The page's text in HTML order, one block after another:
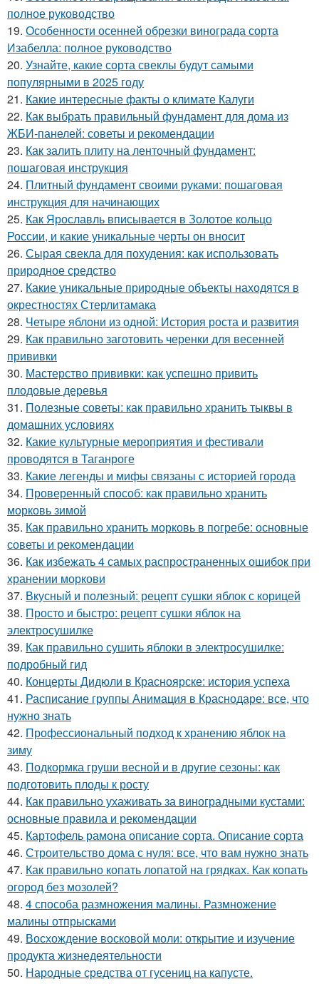
полное руководство
19. Особенности осенней обрезки винограда сорта
Изабелла: полное руководство
20. Узнайте, какие сорта свеклы будут самыми
популярными в 2025 году
21. Какие интересные факты о климате Калуги
22. Как выбрать правильный фундамент для дома из
ЖБИ-панелей: советы и рекомендации
23. Как залить плиту на ленточный фундамент:
пошаговая инструкция
24. Плитный фундамент своими руками: пошаговая
инструкция для начинающих
25. Как Ярославль вписывается в Золотое кольцо
России, и какие уникальные черты он вносит
26. Сырая свекла для похудения: как использовать
природное средство
27. Какие уникальные природные объекты находятся в
окрестностях Стерлитамака
28. Четыре яблони из одной: История роста и развития
29. Как правильно заготовить черенки для весенней
прививки
30. Мастерство прививки: как успешно привить
плодовые деревья
31. Полезные советы: как правильно хранить тыквы в
домашних условиях
32. Какие культурные мероприятия и фестивали
проводятся в Таганроге
33. Какие легенды и мифы связаны с историей города
34. Проверенный способ: как правильно хранить
морковь зимой
35. Как правильно хранить морковь в погребе: основные
советы и рекомендации
36. Как избежать 4 самых распространенных ошибок при
хранении моркови
37. Вкусный и полезный: рецепт сушки яблок с корицей
38. Просто и быстро: рецепт сушки яблок на
электросушилке
39. Как правильно сушить яблоки в электросушилке:
подробный гид
40. Концерты Дидюли в Красноярске: история успеха
41. Расписание группы Анимация в Краснодаре: все, что
нужно знать
42. Профессиональный подход к хранению яблок на
зиму
43. Подкормка груши весной и в другие сезоны: как
подготовить плоды к росту
44. Как правильно ухаживать за виноградными кустами:
основные правила и рекомендации
45. Картофель рамона описание сорта. Описание сорта
46. Строительство дома с нуля: все, что вам нужно знать
47. Как правильно копать лопатой на грядках. Как копать
огород без мозолей?
48. 4 способа размножения малины. Размножение
малины отпрысками
49. Восхождение восковой моли: открытие и изучение
продукта жизнедеятельности
50. Народные средства от гусениц на капусте.